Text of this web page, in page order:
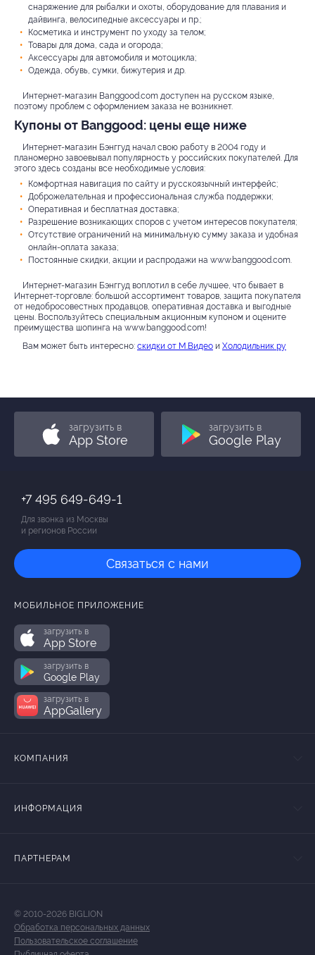
снаряжение для рыбалки и охоты, оборудование для плавания и
дайвинга, велосипедные аксессуары и пр.;
Косметика и инструмент по уходу за телом;
Товары для дома, сада и огорода;
Аксессуары для автомобиля и мотоцикла;
Одежда, обувь, сумки, бижутерия и др.
Интернет-магазин Banggood.com доступен на русском языке,
поэтому проблем с оформлением заказа не возникнет.
Купоны от Banggood: цены еще ниже
Интернет-магазин Бэнггуд начал свою работу в 2004 году и
планомерно завоевывал популярность у российских покупателей. Для
этого здесь созданы все необходимые условия:
Комфортная навигация по сайту и русскоязычный интерфейс;
Доброжелательная и профессиональная служба поддержки;
Оперативная и бесплатная доставка;
Разрешение возникающих споров с учетом интересов покупателя;
Отсутствие ограничений на минимальную сумму заказа и удобная
онлайн-оплата заказа;
Постоянные скидки, акции и распродажи на www.banggood.com.
Интернет-магазин Бэнггуд воплотил в себе лучшее, что бывает в
Интернет-торговле: большой ассортимент товаров, защита покупателя
от недобросовестных продавцов, оперативная доставка и выгодные
цены. Воспользуйтесь специальным акционным купоном и оцените
преимущества шопинга на www.banggood.com!
Вам может быть интересно: скидки от М.Видео и Холодильник ру
загрузить в
App Store
загрузить в
Google Play
+7 495 649-649-1
Для звонка из Москвы
и регионов России
Связаться с нами
МОБИЛЬНОЕ ПРИЛОЖЕНИЕ
загрузить в
App Store
загрузить в
Google Play
загрузить в
AppGallery
КОМПАНИЯ
ИНФОРМАЦИЯ
ПАРТНЕРАМ
© 2010-2026 BIGLION
Обработка персональных данных
Пользовательское соглашение